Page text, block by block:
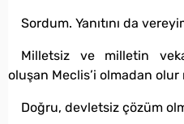
Sordum. Yanıtını da
Milletsiz ve milletin
oluşan Meclis’i olmadan olur
Doğru, devletsiz çözüm